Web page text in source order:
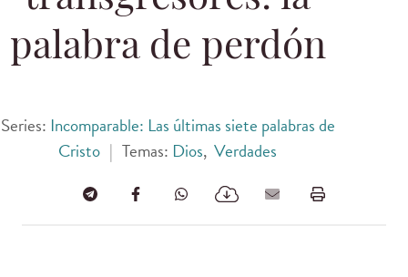
palabra de perdón
Series: Incomparable: Las últimas siete palabras de
Cristo | Temas: Dios, Verdades